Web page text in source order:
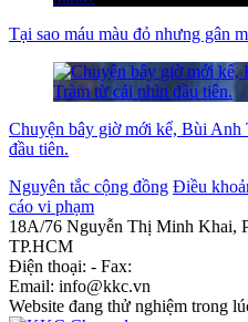
Tại sao máu màu đỏ nhưng gân
Chuyện bây giờ mới kể, Bùi Anh
đầu tiên.
Nguyên tắc cộng đồng Điều
cáo vi phạm
18A/76 Nguyễn Thị Minh Khai,
TP.HCM
Điện thoại: - Fax:
Email: info@kkc.vn
Website đang thử nghiệm trong